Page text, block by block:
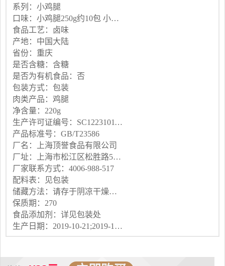
系列：小鸡腿
口味：小鸡腿250g约10包 小鸡腿500g约20包
食品工艺：卤味
产地：中国大陆
省份：重庆
是否含糖：含糖
是否为有机食品：否
包装方式：包装
肉类产品：鸡腿
净含量：220g
生产许可证编号：SC12231011701308
产品标准号：GB/T23586
厂名：上海顶誉食品有限公司
厂址：上海市松江区松胜路516号3幢
厂家联系方式：4006-988-517
配料表：见包装
储藏方法：请存于阴凉干燥处，避免阳光直射
保质期：270
食品添加剂：详见包装处
生产日期：2019-10-21;2019-10-21